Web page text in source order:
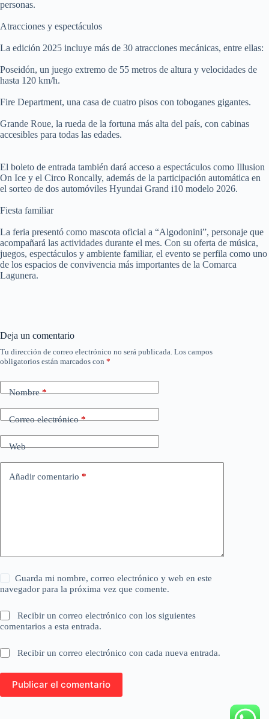
personas.
Atracciones y espectáculos
La edición 2025 incluye más de 30 atracciones mecánicas, entre ellas:
Poseidón, un juego extremo de 55 metros de altura y velocidades de
hasta 120 km/h.
Fire Department, una casa de cuatro pisos con toboganes gigantes.
Grande Roue, la rueda de la fortuna más alta del país, con cabinas
accesibles para todas las edades.
El boleto de entrada también dará acceso a espectáculos como Illusion
On Ice y el Circo Roncally, además de la participación automática en
el sorteo de dos automóviles Hyundai Grand i10 modelo 2026.
Fiesta familiar
La feria presentó como mascota oficial a “Algodonini”, personaje que
acompañará las actividades durante el mes. Con su oferta de música,
juegos, espectáculos y ambiente familiar, el evento se perfila como uno
de los espacios de convivencia más importantes de la Comarca
Lagunera.
Deja un comentario
Tu dirección de correo electrónico no será publicada. Los campos
obligatorios están marcados con *
Nombre*
Correo electrónico*
Web
Añadir comentario *
Guarda mi nombre, correo electrónico y web en este
navegador para la próxima vez que comente.
Recibir un correo electrónico con los siguientes
comentarios a esta entrada.
Recibir un correo electrónico con cada nueva entrada.
Publicar el comentario